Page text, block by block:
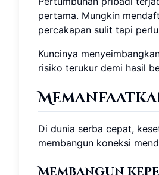
pertama. Mungkin
percakapan sulit tapi
Kuncinya
risiko terukur demi hasil
Di dunia serba cepat,
membangun koneksi